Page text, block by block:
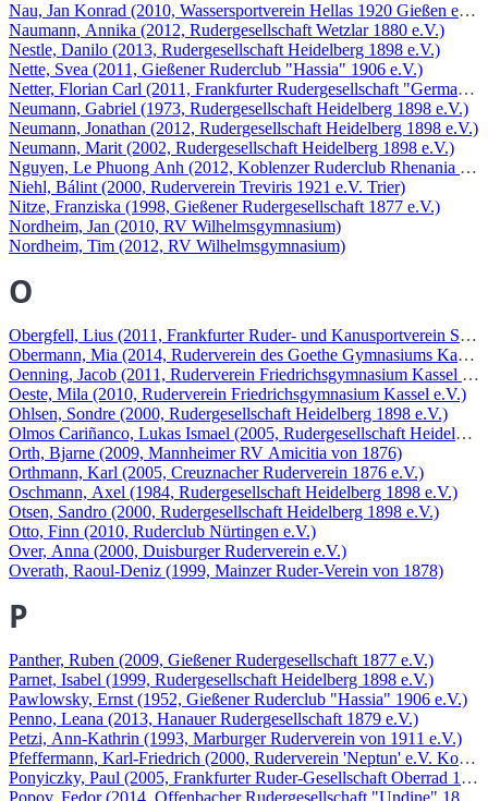
Nau, Jan Konrad (2010, Wassersportverein Hellas 1920 Gießen e.V.)
Naumann, Annika (2012, Rudergesellschaft Wetzlar 1880 e.V.)
Nestle, Danilo (2013, Rudergesellschaft Heidelberg 1898 e.V.)
Nette, Svea (2011, Gießener Ruderclub "Hassia" 1906 e.V.)
Netter, Florian Carl (2011, Frankfurter Rudergesellschaft
Neumann, Gabriel (1973, Rudergesellschaft Heidelberg 1898 e.V.)
Neumann, Jonathan (2012, Rudergesellschaft Heidelberg 1898 e.V.)
Neumann, Marit (2002, Rudergesellschaft Heidelberg 1898 e.V.)
Nguyen, Le Phuong Anh (2012, Koblenzer Ruderclub Rhenania
Niehl, Bálint (2000, Ruderverein Treviris 1921 e.V. Trier)
Nitze, Franziska (1998, Gießener Rudergesellschaft 1877 e.V.)
Nordheim, Jan (2010, RV Wilhelmsgymnasium)
Nordheim, Tim (2012, RV Wilhelmsgymnasium)
O
Obergfell, Lius (2011, Frankfurter Ruder- und Kanusportverein
Obermann, Mia (2014, Ruderverein des Goethe Gymnasiums Kassel
Oenning, Jacob (2011, Ruderverein Friedrichsgymnasium Kassel
Oeste, Mila (2010, Ruderverein Friedrichsgymnasium Kassel e.V.)
Ohlsen, Sondre (2000, Rudergesellschaft Heidelberg 1898 e.V.)
Olmos Cariñanco, Lukas Ismael (2005, Rudergesellschaft
Orth, Bjarne (2009, Mannheimer RV Amicitia von 1876)
Orthmann, Karl (2005, Creuznacher Ruderverein 1876 e.V.)
Oschmann, Axel (1984, Rudergesellschaft Heidelberg 1898 e.V.)
Otsen, Sandro (2000, Rudergesellschaft Heidelberg 1898 e.V.)
Otto, Finn (2010, Ruderclub Nürtingen e.V.)
Over, Anna (2000, Duisburger Ruderverein e.V.)
Overath, Raoul-Deniz (1999, Mainzer Ruder-Verein von 1878)
P
Panther, Ruben (2009, Gießener Rudergesellschaft 1877 e.V.)
Parnet, Isabel (1999, Rudergesellschaft Heidelberg 1898 e.V.)
Pawlowsky, Ernst (1952, Gießener Ruderclub "Hassia" 1906 e.V.)
Penno, Leana (2013, Hanauer Rudergesellschaft 1879 e.V.)
Petzi, Ann-Kathrin (1993, Marburger Ruderverein von 1911 e.V.)
Pfeffermann, Karl-Friedrich (2000, Ruderverein 'Neptun' e.V.
Ponyiczky, Paul (2005, Frankfurter Ruder-Gesellschaft Oberrad
Popov, Fedor (2014, Offenbacher Rudergesellschaft "Undine" 1876